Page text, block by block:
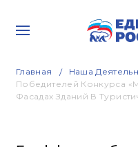
Главная Наша
Победителей Конкурса
Фасадах Зданий В